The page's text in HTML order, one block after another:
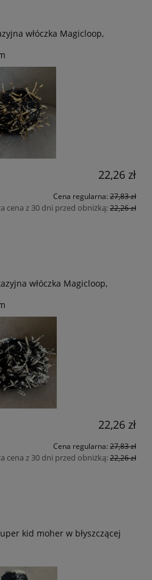
włóczka Magicloop,
22,26 zł
Cena regularna: 27,83 zł
cena z 30 dni przed obniżką:22,26 zł
włóczka Magicloop,
22,26 zł
Cena regularna: 27,83 zł
cena z 30 dni przed obniżką:22,26 zł
kid moher w błyszczącej